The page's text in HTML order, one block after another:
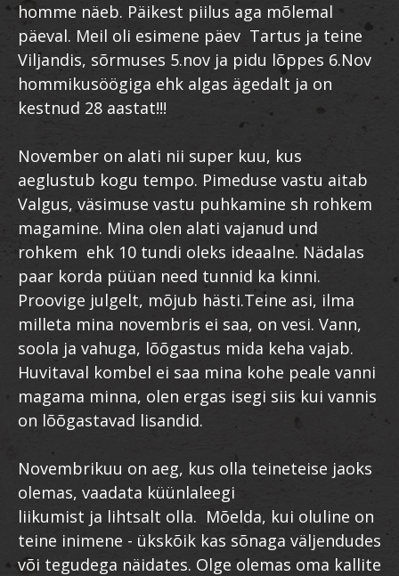
homme näeb. Päikest piilus aga mõlemal
päeval. Meil oli esimene päev Tartus ja teine
Viljandis, sõrmuses 5.nov ja pidu lõppes 6.Nov
hommikusöögiga ehk algas ägedalt ja on
kestnud 28 aastat!!!
November on alati nii super kuu, kus
aeglustub kogu tempo. Pimeduse vastu aitab
Valgus, väsimuse vastu puhkamine sh rohkem
magamine. Mina olen alati vajanud und
rohkem ehk 10 tundi oleks ideaalne. Nädalas
paar korda püüan need tunnid ka kinni.
Proovige julgelt, mõjub hästi.Teine asi, ilma
milleta mina novembris ei saa, on vesi. Vann,
soola ja vahuga, lõõgastus mida keha vajab.
Huvitaval kombel ei saa mina kohe peale vanni
magama minna, olen ergas isegi siis kui vannis
on lõõgastavad lisandid.
Novembrikuu on aeg, kus olla teineteise jaoks
olemas, vaadata küünlaleegi
liikumist ja lihtsalt olla. Mõelda, kui oluline on
teine inimene - ükskõik kas sõnaga väljendudes
või tegudega näidates. Olge olemas oma kallite